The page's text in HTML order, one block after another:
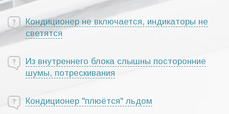
Кондиционер не включается, индикаторы не
светятся
Из внутреннего блока слышны посторонние
шумы, потрескивания
Кондиционер "плюётся" льдом